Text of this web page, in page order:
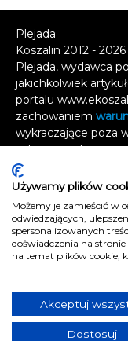
Plejada
Koszalin 2012 - 2026
Plejada, wydawca
jakichkolwiek
portalu
zachowaniem
wykraczające poza
zabronione bez
się, w jaki sposób
wykorzystanie treści
Naruszenie tych
odpowiedzialnością
Wszelkie prawa
Kontakt
Polityka prywatności
koszalin.pl
Używamy plików
Możemy je zamieścić w
odwiedzających,
spersonalizowanych
doświadczenia na
na temat plików cookie,
Akceptuj
Dostosuj